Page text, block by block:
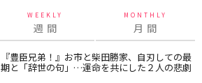
WEEKLY
週 間
MONTHLY
月 間
『豊臣兄弟！』お市と柴田勝家、自刃しての最
期と「辞世の句」…運命を共にした２人の悲劇